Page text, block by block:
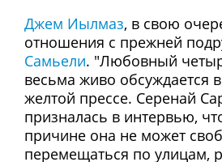
Джем Иылмаз, в свою
отношения с прежней
Самьели. "Любовный
весьма живо обсуждается
желтой прессе. Серенай
призналась в интервью,
причине она не может
перемещаться по улицам,